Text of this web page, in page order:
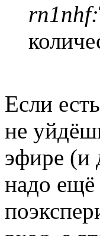
rn1nhf:
Если
не
эфире (и
надо ещё